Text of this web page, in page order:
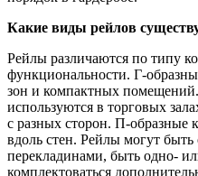
Какие виды рейлов
Рейлы различаются по типу
функциональности. Г-
зон и компактных
используются в торговых
с разных сторон. П-образные
вдоль стен. Рейлы могут
перекладинами, быть одно-
комплектоваться